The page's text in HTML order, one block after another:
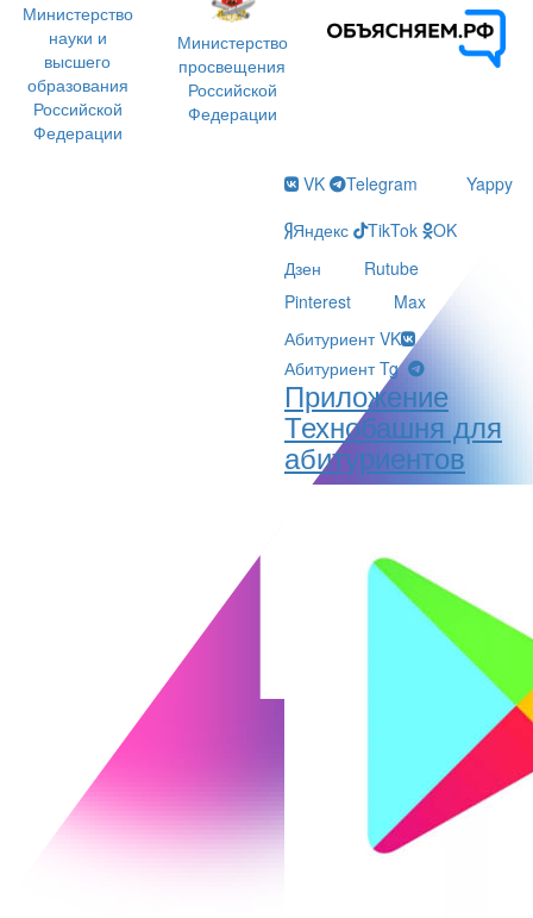
Министерство
науки и
высшего
образования
Российской
Федерации
Министерство
просвещения
Российской
Федерации
VK Telegram
Yappy
Яндекс
TikTok
OK
Дзен
Rutube
Pinterest
Max
Абитуриент VK
Абитуриент Tg
Приложение
Технобашня для
абитуриентов